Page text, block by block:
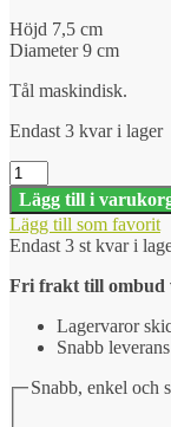
Höjd 7,5 cm
Diameter 9 cm
Tål maskindisk.
Endast 3 kvar i lager
Sockerskål
retromönster
grön
mängd
Lägg till i
Lägg till som favorit
Endast 3 st kvar i
Fri frakt till ombud
Lagervaror
Snabb
Snabb, enkel och